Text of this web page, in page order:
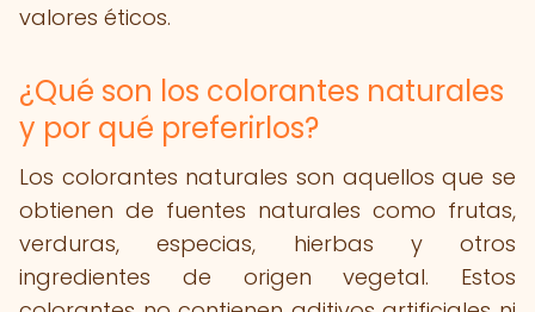
valores éticos.
¿Qué son los colorantes naturales
y por qué preferirlos?
Los colorantes naturales son aquellos que se
obtienen de fuentes naturales como frutas,
verduras, especias, hierbas y otros
ingredientes de origen vegetal. Estos